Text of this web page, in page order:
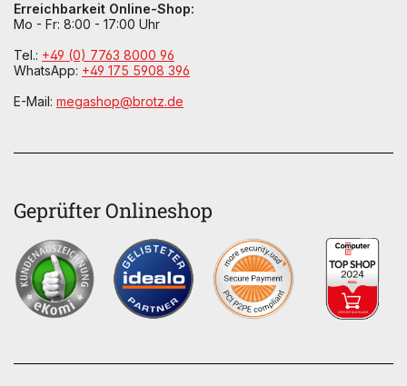
Erreichbarkeit Online-Shop:
Mo - Fr: 8:00 - 17:00 Uhr
Tel.: +49 (0) 7763 8000 96
WhatsApp: +49 175 5908 396
E-Mail: megashop@brotz.de
Geprüfter Onlineshop